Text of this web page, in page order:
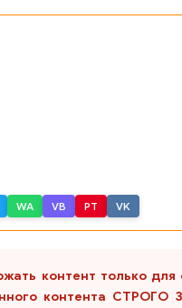
WA VB PT VK
контент только
контента СТРОГО